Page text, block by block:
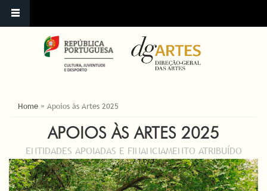
ESTÁ AQUI
Home » Apoios às Artes 2025
APOIOS ÀS ARTES 2025
ENTIDADES APOIADAS E FINANCIAMENTO ATRIBUÍDO